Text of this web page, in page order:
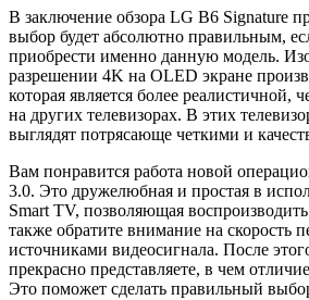
В заключение обзора LG B6 Signature
выбор будет абсолютно правильным,
приобрести именно данную модель.
разрешении 4K на OLED экране
которая является более реалистичной,
на других телевизорах. В этих
выглядят потрясающе четкими и
Вам понравится работа новой
3.0. Это дружелюбная и простая в
Smart TV, позволяющая
также обратите внимание на скорость
источниками видеосигнала. После
прекрасно представляете, в чем
Это поможет сделать правильный